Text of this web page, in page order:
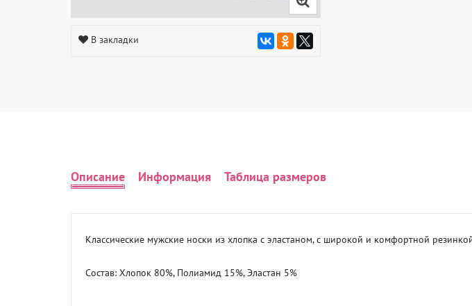
В закладки
Описание Информация Таблица размеров
Классические мужские носки из хлопка с эластаном, с широкой и комфортной
Состав: Хлопок 80%, Полиамид 15%, Эластан 5%